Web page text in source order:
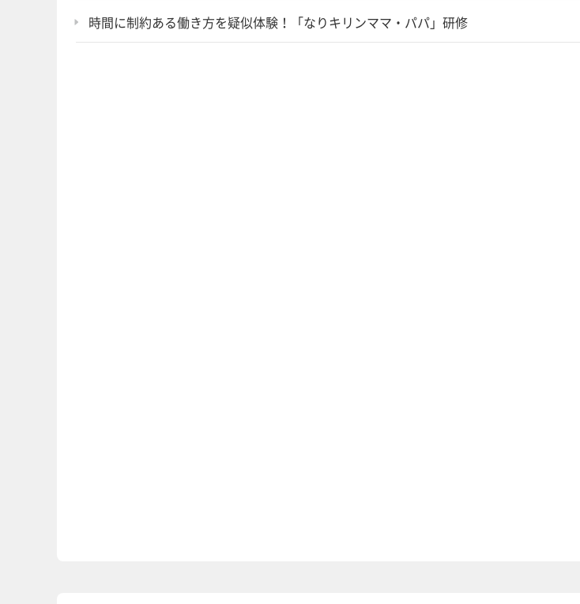
時間に制約ある働き方を疑似体験！「なりキリンママ・パパ」研修